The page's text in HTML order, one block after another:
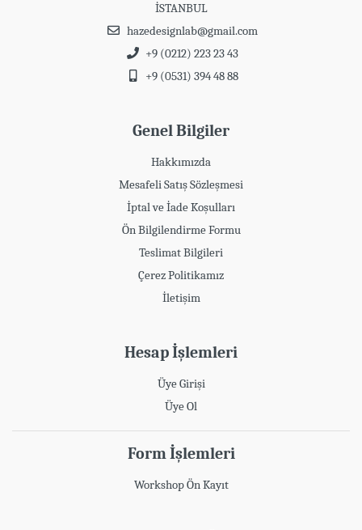
İSTANBUL
hazedesignlab@gmail.com
+9 (0212) 223 23 43
+9 (0531) 394 48 88
Genel Bilgiler
Hakkımızda
Mesafeli Satış Sözleşmesi
İptal ve İade Koşulları
Ön Bilgilendirme Formu
Teslimat Bilgileri
Çerez Politikamız
İletişim
Hesap İşlemleri
Üye Girişi
Üye Ol
Form İşlemleri
Workshop Ön Kayıt